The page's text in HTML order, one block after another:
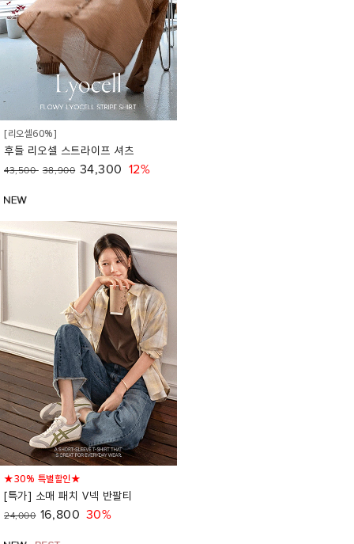
[리오셀60%]
후들 리오셀 스트라이프 셔츠
43,500 38,900 34,300 12%
★30% 특별할인★
[특가] 소매 패치 V넥 반팔티
24,000 16,800 30%